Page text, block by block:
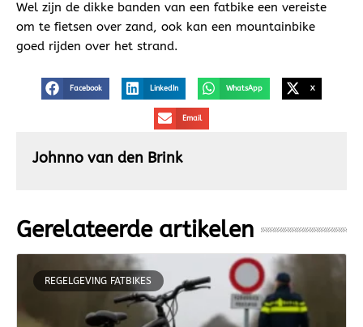
Wel zijn de dikke banden van een fatbike een vereiste
om te fietsen over zand, ook kan een mountainbike
goed rijden over het strand.
Facebook LinkedIn WhatsApp X
Email
Johnno van den Brink
Gerelateerde artikelen
REGELGEVING FATBIKES